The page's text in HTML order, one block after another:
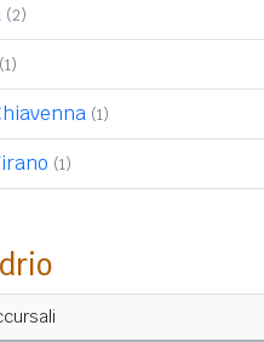
(2)
(1)
(1)
(1)